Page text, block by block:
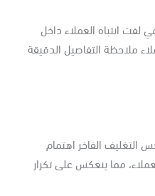
العملاء داخل
التفاصيل الدقيقة
الفاخر اهتمام
مما ينعكس على تكرار